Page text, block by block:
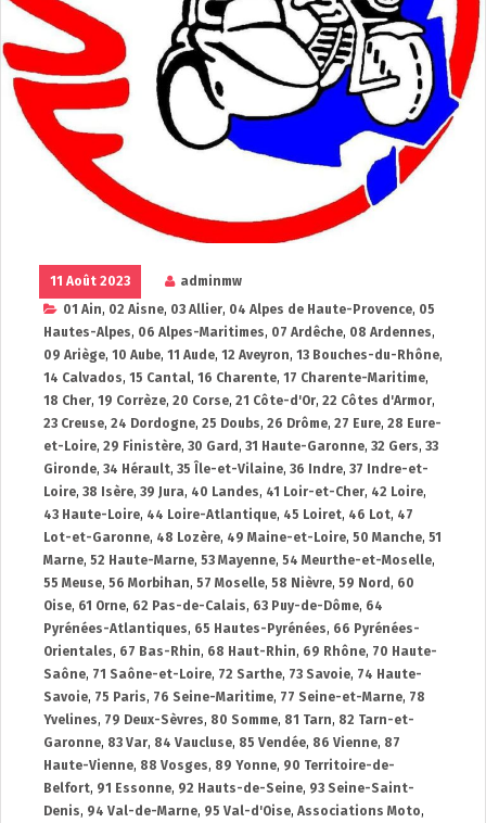
11 Août 2023
adminmw
01 Ain, 02 Aisne, 03 Allier, 04 Alpes de Haute-Provence, 05
Hautes-Alpes, 06 Alpes-Maritimes, 07 Ardêche, 08 Ardennes,
09 Ariège, 10 Aube, 11 Aude, 12 Aveyron, 13 Bouches-du-Rhône,
14 Calvados, 15 Cantal, 16 Charente, 17 Charente-Maritime,
18 Cher, 19 Corrèze, 20 Corse, 21 Côte-d'Or, 22 Côtes d'Armor,
23 Creuse, 24 Dordogne, 25 Doubs, 26 Drôme, 27 Eure, 28 Eure-
et-Loire, 29 Finistère, 30 Gard, 31 Haute-Garonne, 32 Gers, 33
Gironde, 34 Hérault, 35 Île-et-Vilaine, 36 Indre, 37 Indre-et-
Loire, 38 Isère, 39 Jura, 40 Landes, 41 Loir-et-Cher, 42 Loire,
43 Haute-Loire, 44 Loire-Atlantique, 45 Loiret, 46 Lot, 47
Lot-et-Garonne, 48 Lozère, 49 Maine-et-Loire, 50 Manche, 51
Marne, 52 Haute-Marne, 53 Mayenne, 54 Meurthe-et-Moselle,
55 Meuse, 56 Morbihan, 57 Moselle, 58 Nièvre, 59 Nord, 60
Oise, 61 Orne, 62 Pas-de-Calais, 63 Puy-de-Dôme, 64
Pyrénées-Atlantiques, 65 Hautes-Pyrénées, 66 Pyrénées-
Orientales, 67 Bas-Rhin, 68 Haut-Rhin, 69 Rhône, 70 Haute-
Saône, 71 Saône-et-Loire, 72 Sarthe, 73 Savoie, 74 Haute-
Savoie, 75 Paris, 76 Seine-Maritime, 77 Seine-et-Marne, 78
Yvelines, 79 Deux-Sèvres, 80 Somme, 81 Tarn, 82 Tarn-et-
Garonne, 83 Var, 84 Vaucluse, 85 Vendée, 86 Vienne, 87
Haute-Vienne, 88 Vosges, 89 Yonne, 90 Territoire-de-
Belfort, 91 Essonne, 92 Hauts-de-Seine, 93 Seine-Saint-
Denis, 94 Val-de-Marne, 95 Val-d'Oise, Associations Moto,